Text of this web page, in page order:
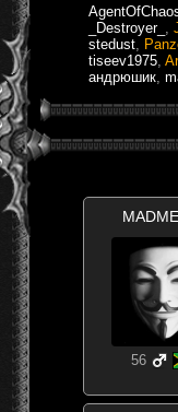
_Destroyer_
stedust
tiseev1975
андрюшик
56